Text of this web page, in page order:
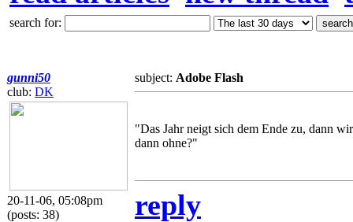
search for:
gunni50
club: DK
20-11-06, 05:08pm
(posts: 38)
subject: Adobe Flash
"Das Jahr neigt sich dem Ende zu, dann
dann ohne?"
reply